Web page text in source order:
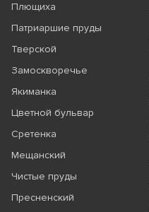
Плющиха
Патриаршие пруды
Тверской
Замоскворечье
Якиманка
Цветной бульвар
Сретенка
Мещанский
Чистые пруды
Пресненский